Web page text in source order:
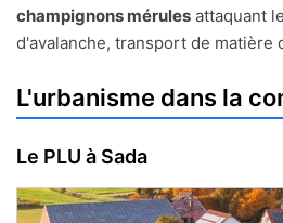
champignons mérules attaquant
d'avalanche, transport de matière
L'urbanisme dans la
Le PLU à Sada